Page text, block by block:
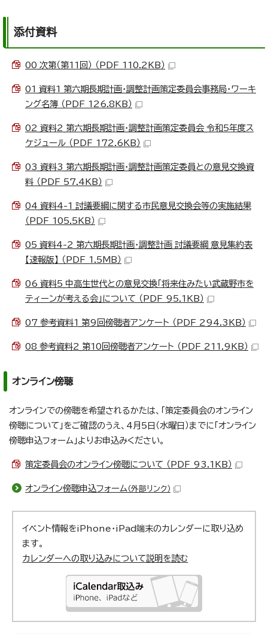
添付資料
00_次第（第11回） （PDF 110.2KB）
01_資料1_第六期長期計画・調整計画策定委員会事務局・ワーキ
ング名簿 （PDF 126.8KB）
02_資料2_第六期長期計画・調整計画策定委員会_令和5年度ス
ケジュール （PDF 172.6KB）
03_資料3_第六期長期計画・調整計画策定委員との意見交換資
料 （PDF 57.4KB）
04_資料4-1_討議要綱に関する市民意見交換会等の実施結果
（PDF 105.5KB）
05_資料4-2_第六期長期計画・調整計画_討議要綱_意見集約表
【速報版】 （PDF 1.5MB）
06_資料5_中高生世代との意見交換「将来住みたい武蔵野市を
ティーンが考える会」について （PDF 95.1KB）
07_参考資料1_第9回傍聴者アンケート （PDF 294.3KB）
08_参考資料2_第10回傍聴者アンケート （PDF 211.9KB）
オンライン傍聴
オンラインでの傍聴を希望されるかたは、「策定委員会のオンライン
傍聴について」をご確認のうえ、4月5日（水曜日）までに「オンライン
傍聴申込フォーム」よりお申込みください。
策定委員会のオンライン傍聴について （PDF 93.1KB）
オンライン傍聴申込フォーム （外部リンク）
イベント情報をiPhone・iPad端末のカレンダーに取り込め
ます。
カレンダーへの取り込みについて説明を読む